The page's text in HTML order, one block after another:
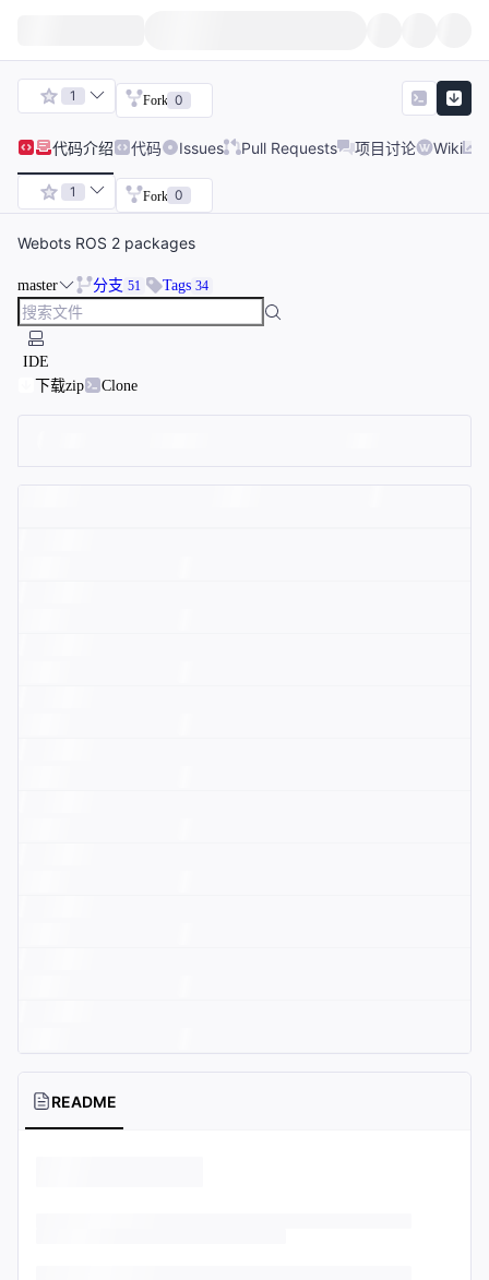
1 Fork 0
代码介绍 代码 Issues Pull Requests 项目讨论 Wiki
1 Fork 0
Webots ROS 2 packages
master 分支 51 Tags 34
IDE
下载zip
Clone
README